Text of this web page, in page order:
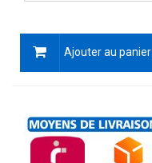
Ajouter au panier